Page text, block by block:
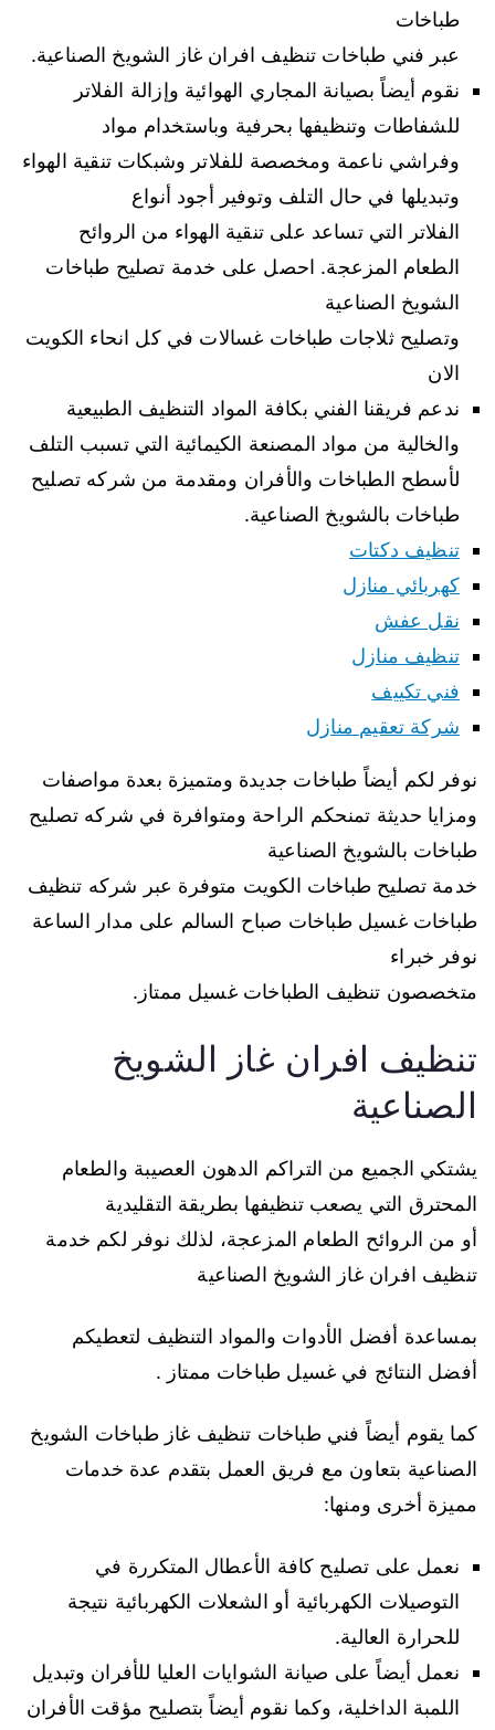
طباخات
عبر فني طباخات تنظيف افران غاز الشويخ الصناعية.
نقوم أيضاً بصيانة المجاري الهوائية وإزالة الفلاتر
للشفاطات وتنظيفها بحرفية وباستخدام مواد
وفراشي ناعمة ومخصصة للفلاتر وشبكات تنقية الهواء
وتبديلها في حال التلف وتوفير أجود أنواع
الفلاتر التي تساعد على تنقية الهواء من الروائح
الطعام المزعجة. احصل على خدمة تصليح طباخات
الشويخ الصناعية
وتصليح ثلاجات طباخات غسالات في كل انحاء الكويت
الان
ندعم فريقنا الفني بكافة المواد التنظيف الطبيعية
والخالية من مواد المصنعة الكيمائية التي تسبب التلف
لأسطح الطباخات والأفران ومقدمة من شركه تصليح
طباخات بالشويخ الصناعية.
تنظيف دكتات
كهربائي منازل
نقل عفش
تنظيف منازل
فني تكييف
شركة تعقيم منازل
نوفر لكم أيضاً طباخات جديدة ومتميزة بعدة مواصفات
ومزايا حديثة تمنحكم الراحة ومتوافرة في شركه تصليح
طباخات بالشويخ الصناعية
خدمة تصليح طباخات الكويت متوفرة عبر شركه تنظيف
طباخات غسيل طباخات صباح السالم على مدار الساعة
نوفر خبراء
متخصصون تنظيف الطباخات غسيل ممتاز.
تنظيف افران غاز الشويخ
الصناعية
يشتكي الجميع من التراكم الدهون العصيبة والطعام
المحترق التي يصعب تنظيفها بطريقة التقليدية
أو من الروائح الطعام المزعجة، لذلك نوفر لكم خدمة
تنظيف افران غاز الشويخ الصناعية
بمساعدة أفضل الأدوات والمواد التنظيف لتعطيكم
أفضل النتائج في غسيل طباخات ممتاز .
كما يقوم أيضاً فني طباخات تنظيف غاز طباخات الشويخ
الصناعية بتعاون مع فريق العمل بتقدم عدة خدمات
مميزة أخرى ومنها:
نعمل على تصليح كافة الأعطال المتكررة في
التوصيلات الكهربائية أو الشعلات الكهربائية نتيجة
للحرارة العالية.
نعمل أيضاً على صيانة الشوايات العليا للأفران وتبديل
اللمبة الداخلية، وكما نقوم أيضاً بتصليح مؤقت الأفران